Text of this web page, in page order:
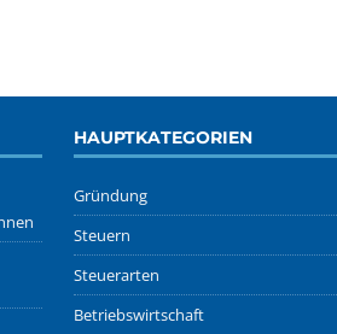
HAUPTKATEGORIEN
Gründung
Steuern
Steuerarten
Betriebswirtschaft